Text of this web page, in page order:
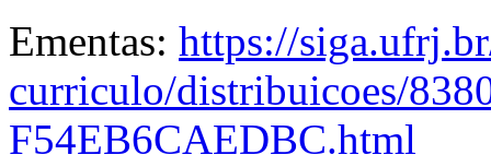
Ementas: https://
curriculo/distribuicoes/
F54EB6CAEDBC.html